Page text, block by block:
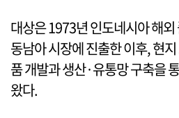
대상은 1973년 인도네시아 해
동남아 시장에 진출한 이후, 현
품 개발과 생산·유통망 구축을
왔다.